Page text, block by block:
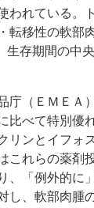
われている。
転移性の軟部
生存期間の中
庁（ＥＭＥＡ
比べて特別優
リンとイフォ
これらの薬剤
、「例外的に
し、軟部肉腫